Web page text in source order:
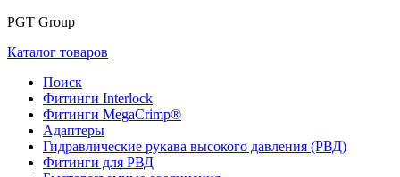
PGT Group
Каталог товаров
Поиск
Фитинги Interlock
Фитинги MegaCrimp®
Адаптеры
Гидравлические рукава высокого давления (РВД)
Фитинги для РВД